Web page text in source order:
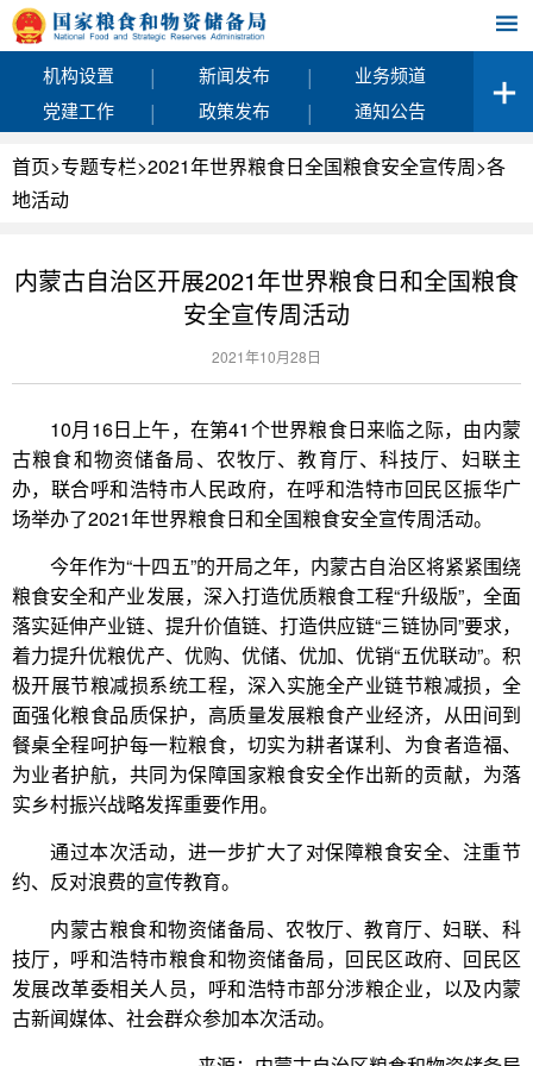
机构设置 | 新闻发布 |
业务频道
党建工作
| 政策发布 | 通知公告
首页>专题专栏>2021年世界粮食日全国粮食安全宣传周>各
地活动
内蒙古自治区开展2021年世界粮食日和全国粮食
安全宣传周活动
2021年10月28日
10月16日上午，在第41个世界粮食日来临之际，由内蒙
古粮食和物资储备局、农牧厅、教育厅、科技厅、妇联主
办，联合呼和浩特市人民政府，在呼和浩特市回民区振华广
场举办了2021年世界粮食日和全国粮食安全宣传周活动。
今年作为“十四五”的开局之年，内蒙古自治区将紧紧围绕
粮食安全和产业发展，深入打造优质粮食工程“升级版”，全面
落实延伸产业链、提升价值链、打造供应链“三链协同”要求，
着力提升优粮优产、优购、优储、优加、优销“五优联动”。积
极开展节粮减损系统工程，深入实施全产业链节粮减损，全
面强化粮食品质保护，高质量发展粮食产业经济，从田间到
餐桌全程呵护每一粒粮食，切实为耕者谋利、为食者造福、
为业者护航，共同为保障国家粮食安全作出新的贡献，为落
实乡村振兴战略发挥重要作用。
通过本次活动，进一步扩大了对保障粮食安全、注重节
约、反对浪费的宣传教育。
内蒙古粮食和物资储备局、农牧厅、教育厅、妇联、科
技厅，呼和浩特市粮食和物资储备局，回民区政府、回民区
发展改革委相关人员，呼和浩特市部分涉粮企业，以及内蒙
古新闻媒体、社会群众参加本次活动。